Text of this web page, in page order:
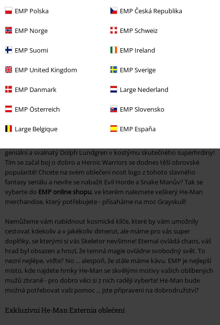
EMP Polska EMP Česká Republika
EMP Norge EMP Schweiz
EMP Suomi EMP Ireland
EMP United Kingdom EMP Sverige
EMP Danmark Large Nederland
EMP Österreich EMP Slovensko
Large Belgique EMP España
%
Od Kč 659,00
Masters Of The Universe
OdKč 489,00
Masters Of The Universe
He-Man hrdinství v EMP!
Masters of the Universe si získaly kultovní status už v kresleném seriálu
geniální a svalnatý Dolph Lundgren v kostýmu skutečného superhrdiny!
Tím se začal boj o dobro a Heroic Warriors se dodnes těší obrovské
popularitě! Chcete na svém oblečení nosit logo z tohoto slavného
fantasy seriálu a nevíte se nabažit Evil Horde a Snake Manův? Tak se
vyberte do EMP online shopu, ve kterém naleznete veškerý He-Man
merchandise, který potřebujete - přísaháme na moc Grayskull!
Nemůžeme vám nabídnout kosmické klíče, které by vám umožnily
cestovat kdekoliv a v jakékoliv dimenzi, ale máme pro vás super
doplňky, se kterými si vás Skeletor nevšimne! Eternal ovládá chaos, váš
hrad byl obsazen a hrozí, že temná magie ovládne svobodný svět. To
nezní nejlépe, viďte? No ... alespoň, že stále máme kávu. EMP je nejlepší
místo, kde najdete hrnky He-Man se skvělými motivy vašich oblíbených
mužů zbraně - pro dobro věci si z nich raději vyberte! He-Man bude
možná potřebovat vaši pomoc ... jste připraveni na dobrodružství?
Exkluzivní He-Man Externia oblečení